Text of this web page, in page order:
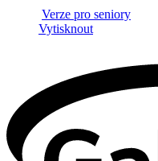
Verze pro seniory
Vytisknout